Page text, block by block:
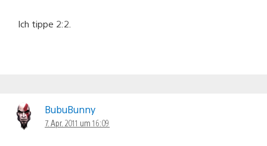
Ich tippe 2:2.
BubuBunny
7. Apr. 2011 um 16:09